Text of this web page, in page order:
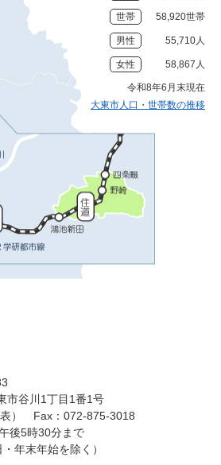
世帯 58,920世帯
男性 55,710人
女性 58,867人
令和8年6月末現在
大東市人口・世帯数の推移
谷川1丁目1番1号
）
Fax：072-875-3018
後5時30分まで
年末年始を除く）